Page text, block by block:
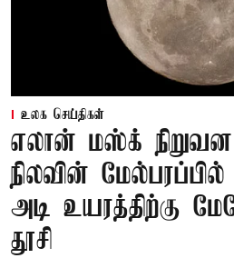
உலக செய்திகள்
எலான் மஸ்க்
நிலவின்
அடி உயரத்திற்கு
தூசி